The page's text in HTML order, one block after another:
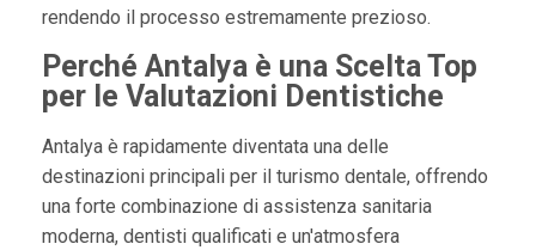
rendendo il processo estremamente prezioso.
Perché Antalya è una Scelta Top
per le Valutazioni Dentistiche
Antalya è rapidamente diventata una delle
destinazioni principali per il turismo dentale, offrendo
una forte combinazione di assistenza sanitaria
moderna, dentisti qualificati e un'atmosfera